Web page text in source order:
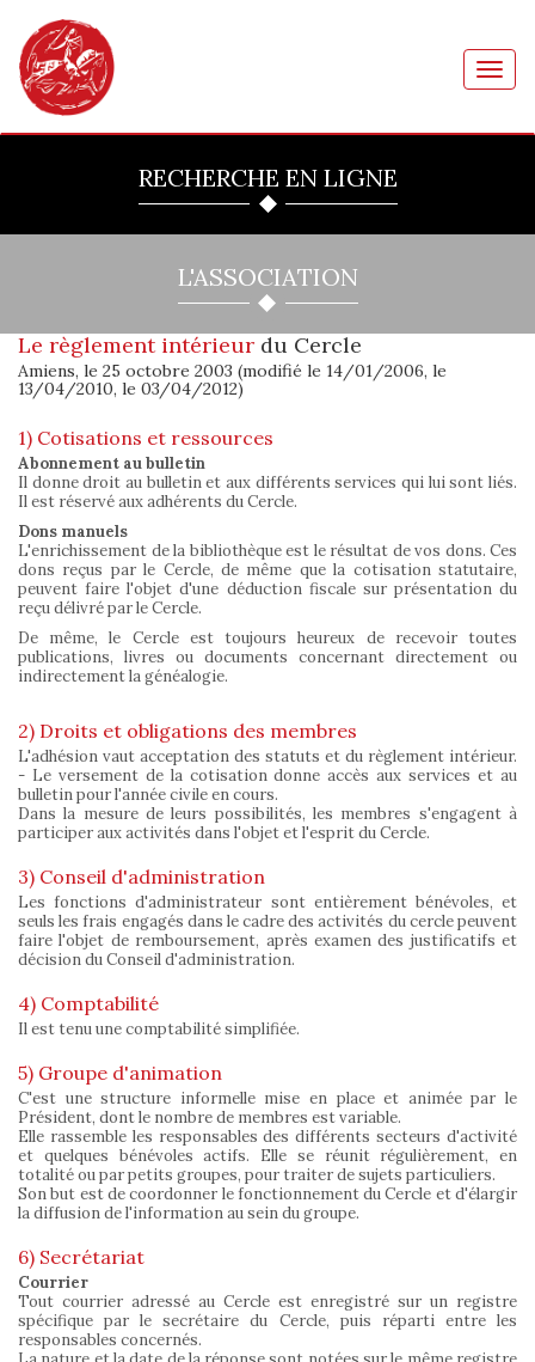
RECHERCHE EN LIGNE
L'ASSOCIATION
Le règlement intérieur du Cercle
Amiens, le 25 octobre 2003 (modifié le 14/01/2006, le
13/04/2010, le 03/04/2012)
1) Cotisations et ressources
Abonnement au bulletin
Il donne droit au bulletin et aux différents services qui lui sont liés.
Il est réservé aux adhérents du Cercle.
Dons manuels
L'enrichissement de la bibliothèque est le résultat de vos dons. Ces
dons reçus par le Cercle, de même que la cotisation statutaire,
peuvent faire l'objet d'une déduction fiscale sur présentation du
reçu délivré par le Cercle.
De même, le Cercle est toujours heureux de recevoir toutes
publications, livres ou documents concernant directement ou
indirectement la généalogie.
2) Droits et obligations des membres
L'adhésion vaut acceptation des statuts et du règlement intérieur.
- Le versement de la cotisation donne accès aux services et au
bulletin pour l'année civile en cours.
Dans la mesure de leurs possibilités, les membres s'engagent à
participer aux activités dans l'objet et l'esprit du Cercle.
3) Conseil d'administration
Les fonctions d'administrateur sont entièrement bénévoles, et
seuls les frais engagés dans le cadre des activités du cercle peuvent
faire l'objet de remboursement, après examen des justificatifs et
décision du Conseil d'administration.
4) Comptabilité
Il est tenu une comptabilité simplifiée.
5) Groupe d'animation
C'est une structure informelle mise en place et animée par le
Président, dont le nombre de membres est variable.
Elle rassemble les responsables des différents secteurs d'activité
et quelques bénévoles actifs. Elle se réunit régulièrement, en
totalité ou par petits groupes, pour traiter de sujets particuliers.
Son but est de coordonner le fonctionnement du Cercle et d'élargir
la diffusion de l'information au sein du groupe.
6) Secrétariat
Courrier
Tout courrier adressé au Cercle est enregistré sur un registre
spécifique par le secrétaire du Cercle, puis réparti entre les
responsables concernés.